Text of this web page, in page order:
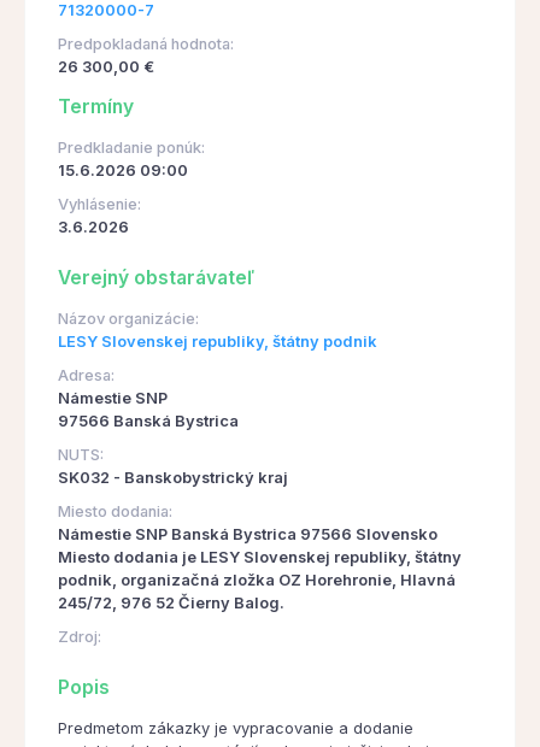
71320000-7
Predpokladaná hodnota:
26 300,00 €
Termíny
Predkladanie ponúk:
15.6.2026 09:00
Vyhlásenie:
3.6.2026
Verejný obstarávateľ
Názov organizácie:
LESY Slovenskej republiky, štátny podnik
Adresa:
Námestie SNP
97566 Banská Bystrica
NUTS:
SK032 - Banskobystrický kraj
Miesto dodania:
Námestie SNP Banská Bystrica 97566 Slovensko
Miesto dodania je LESY Slovenskej republiky, štátny
podnik, organizačná zložka OZ Horehronie, Hlavná
245/72, 976 52 Čierny Balog.
Zdroj:
Popis
Predmetom zákazky je vypracovanie a dodanie